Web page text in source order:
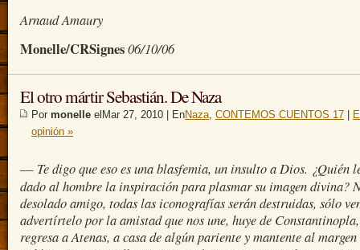
Arnaud Amaury
Monelle/CRSignes06/10/06
El otro mártir Sebastián. De Naza
Por monelle elMar 27, 2010 | EnNaza, CONTEMOS CUENTOS 17
opinión »
— Te digo que eso es una blasfemia, un insulto a Dios. ¿Quién
dado al hombre la inspiración para plasmar su imagen divina?
desolado amigo, todas las iconografías serán destruidas, sólo
advertírtelo por la amistad que nos une, huye de Constantinopla,
regresa a Atenas, a casa de algún pariente y mantente al margen